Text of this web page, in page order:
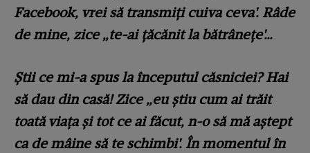
Facebook, vrei să transmiți cuiva ceva'. Râde
de mine, zice „te-ai țăcănit la bătrânețe'…
Știi ce mi-a spus la începutul căsniciei? Hai
să dau din casă! Zice „eu știu cum ai trăit
toată viața și tot ce ai făcut, n-o să mă aștept
ca de mâine să te schimbi'. În momentul în